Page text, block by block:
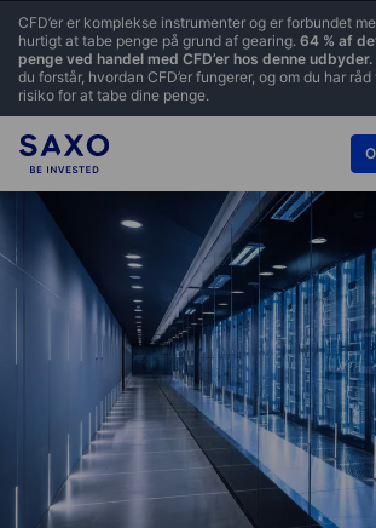
CFD’er er komplekse instrumenter og er forbundet
hurtigt at tabe penge på grund af gearing. 64 % af
penge ved handel med CFD’er hos denne udbyder.
du forstår, hvordan CFD’er fungerer, og om du har
risiko for at tabe dine penge.